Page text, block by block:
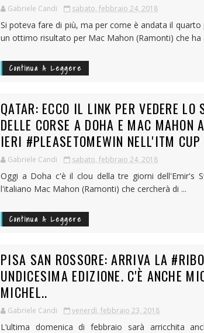
Gabriele Candi sabato, febbraio 24, 2018
Si poteva fare di più, ma per come è andata il
un ottimo risultato per Mac Mahon (Ramonti) che ha
Continua A Leggere
QATAR: ECCO IL LINK PER VEDERE LO
DELLE CORSE A DOHA E MAC MAHON
IERI #PLEASETOMEWIN NELL'ITM CUP
Gabriele Candi sabato, febbraio 24, 2018
Oggi a Doha c'è il clou della tre giorni dell'Emir's
l'italiano Mac Mahon (Ramonti) che cercherà di ...
Continua A Leggere
PISA SAN ROSSORE: ARRIVA LA
UNDICESIMA EDIZIONE. C'È ANCHE
MICHEL..
Gabriele Candi venerdì, febbraio 23, 2018
L’ultima domenica di febbraio sarà arricchita